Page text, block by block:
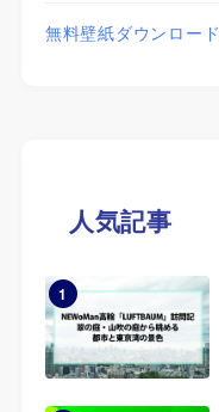
無料壁紙ダウンロード
人気記事
1